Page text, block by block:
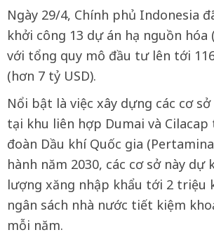
Ngày 29/4, Chính phủ Indonesia
khởi công 13 dự án hạ nguồn hóa
với tổng quy mô đầu tư lên tới
(hơn 7 tỷ USD).
Nổi bật là việc xây dựng các cơ
tại khu liên hợp Dumai và Cilacap
đoàn Dầu khí Quốc gia
hành năm 2030, các cơ sở này dự
lượng xăng nhập khẩu tới 2 triệu
ngân sách nhà nước tiết kiệm
mỗi năm.